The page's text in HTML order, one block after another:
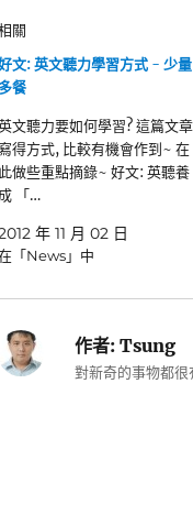
關
文: 英文聽力學習方式 - 少量
餐
文聽力要如何學習? 這篇文章
得方式, 比較有機會作到~ 在
此做些重點摘錄~ 好文: 英聽養
成 「…
年 11 月 02 日
「News」中
作者:Tsung
對新奇的事物都